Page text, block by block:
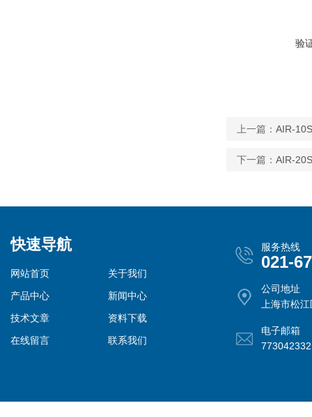
验
上一篇： AIR-
下一篇： AIR-
快速导航
网站首页
关于我们
产品中心
新闻中心
技术文章
资料下载
在线留言
联系我们
服务热线
021-
公司地址
上海市松
电子邮箱